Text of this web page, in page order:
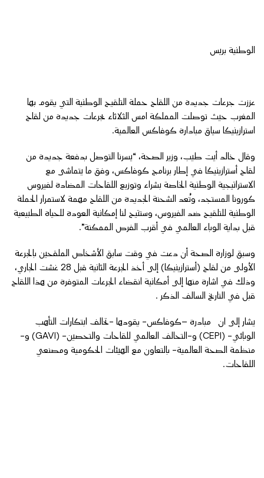
الوطنية بريس
عززت جرعات جديدة من اللقاح حملة التلقيح الوطنية التي يقوم بها
المغرب حيث توصلت المملكة امس الثلاثاء بجرعات جديدة من لقاح
استرازينيكا سياق مبادارة كوفاكس العالمية.
وقال خالد أيت طيب، وزير الصحة، “يسرنا التوصل بدفعة جديدة من
لقاح أسترازينيكا في إطار برنامج كوفاكس، وفق ما يتماشى مع
الاستراتيجية الوطنية الخاصة بشراء وتوزيع اللقاحات المضادة لفيروس
كورونا المستجد، وتُعد الشحنة الجديدة من اللقاح مهمة لاستمرار الحملة
الوطنية للتلقيح ضد الفيروس، وستتيح لنا إمكانية العودة للحياة الطبيعية
قبل بداية الوباء العالمي في أقرب الفرص الممكنة”.
وسبق لوزارة الصحة أن دعت في وقت سابق الأشخاص الملقحين بالجرعة
الأولى من لقاح (أسترازينيكا) إلى أخذ الجرعة الثانية قبل 28 غشت الجاري،
وذلك في اشارة منها إلى أمكانية انقضاء الجرعات المتوفرة من هذا اللقاح
قبل في التاريخ السالف الذكر .
يشار إلى ان مبادرة –كوفاكس- يقودها -تحالف ابتكارات التأهب
الوبائي- (CEPI) و-التحالف العالمي للقاحات والتحصين- (GAVI) و-
منظمة الصحة العالمية- بالتعاون مع الهيئات الحكومية ومصنعي
اللقاحات.